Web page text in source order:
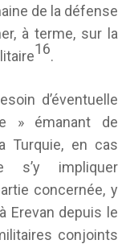
de la défense
à terme, sur la
16.
d’éventuelle
» émanant de
Turquie, en cas
s’y impliquer
concernée, y
Erevan depuis le
conjoints